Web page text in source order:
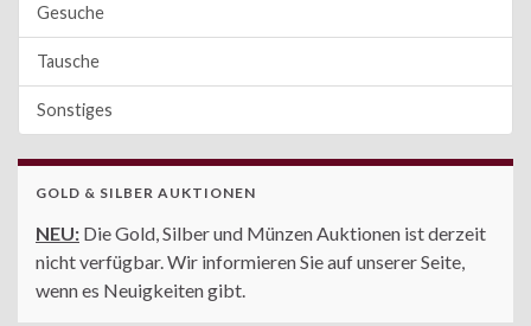
Gesuche
Tausche
Sonstiges
GOLD & SILBER AUKTIONEN
NEU: Die Gold, Silber und Münzen Auktionen ist derzeit
nicht verfügbar. Wir informieren Sie auf unserer Seite,
wenn es Neuigkeiten gibt.